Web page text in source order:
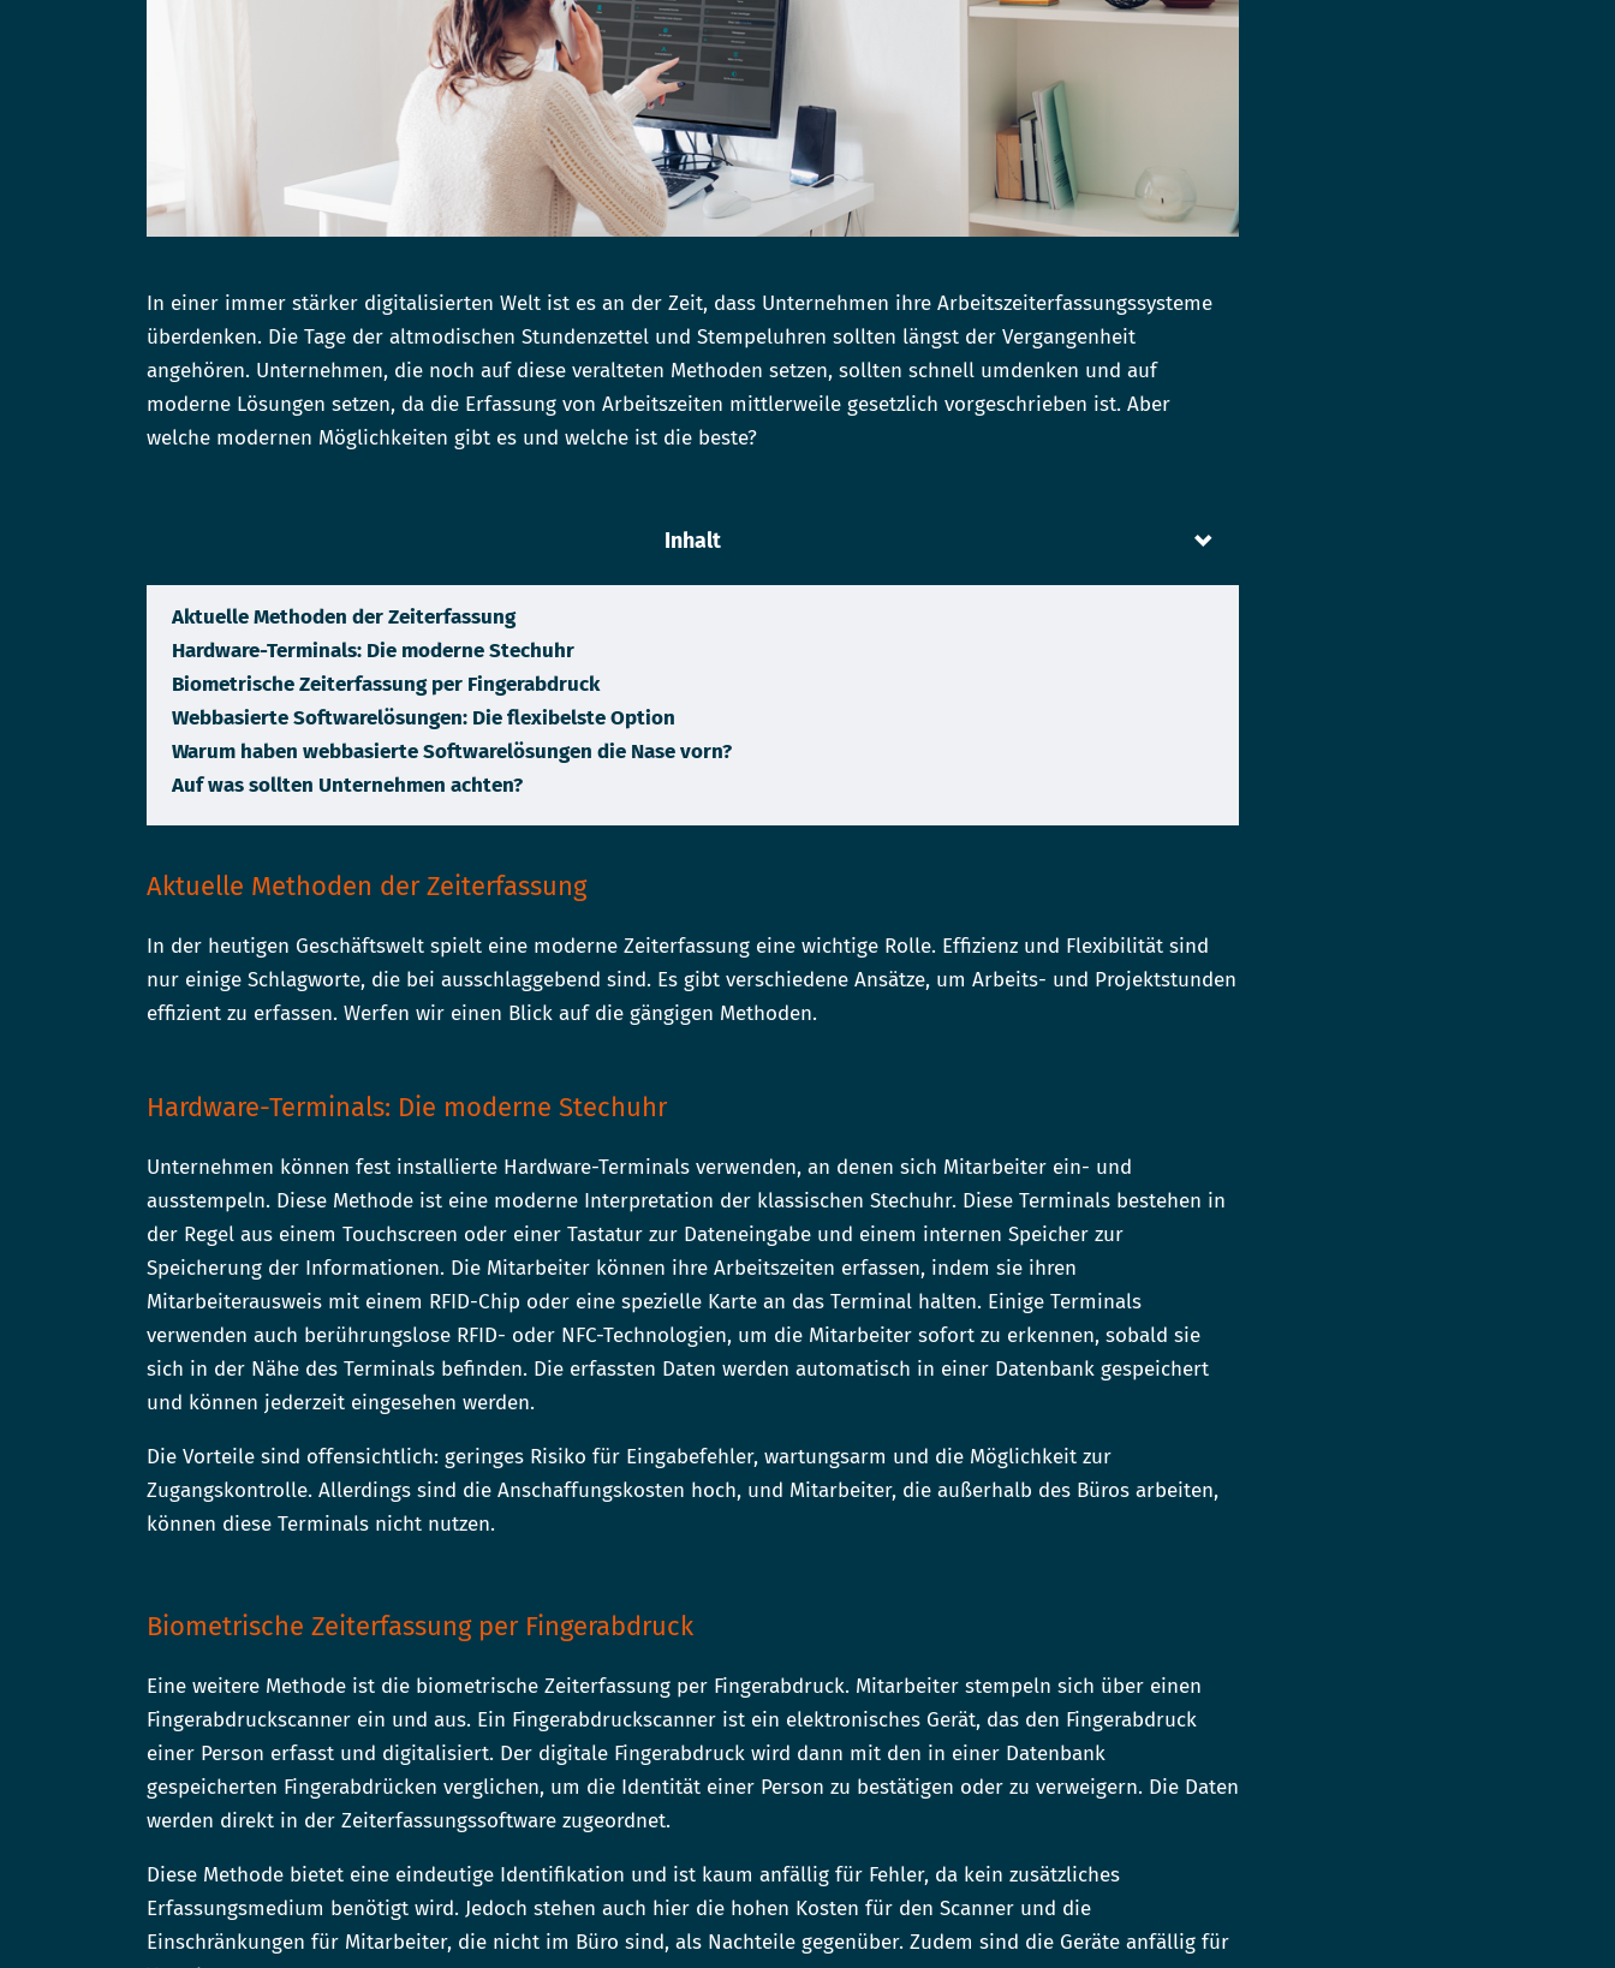
In einer immer stärker digitalisierten Welt ist es an der Zeit, dass Unternehmen ihre Arbeitszeiterfassungssysteme
überdenken. Die Tage der altmodischen Stundenzettel und Stempeluhren sollten längst der Vergangenheit
angehören. Unternehmen, die noch auf diese veralteten Methoden setzen, sollten schnell umdenken und auf
moderne Lösungen setzen, da die Erfassung von Arbeitszeiten mittlerweile gesetzlich vorgeschrieben ist. Aber
welche modernen Möglichkeiten gibt es und welche ist die beste?
Inhalt
Aktuelle Methoden der Zeiterfassung
Hardware-Terminals: Die moderne Stechuhr
Biometrische Zeiterfassung per Fingerabdruck
Webbasierte Softwarelösungen: Die flexibelste Option
Warum haben webbasierte Softwarelösungen die Nase vorn?
Auf was sollten Unternehmen achten?
Aktuelle Methoden der Zeiterfassung
In der heutigen Geschäftswelt spielt eine moderne Zeiterfassung eine wichtige Rolle. Effizienz und Flexibilität sind
nur einige Schlagworte, die bei ausschlaggebend sind. Es gibt verschiedene Ansätze, um Arbeits- und Projektstunden
effizient zu erfassen. Werfen wir einen Blick auf die gängigen Methoden.
Hardware-Terminals: Die moderne Stechuhr
Unternehmen können fest installierte Hardware-Terminals verwenden, an denen sich Mitarbeiter ein- und
ausstempeln. Diese Methode ist eine moderne Interpretation der klassischen Stechuhr. Diese Terminals bestehen in
der Regel aus einem Touchscreen oder einer Tastatur zur Dateneingabe und einem internen Speicher zur
Speicherung der Informationen. Die Mitarbeiter können ihre Arbeitszeiten erfassen, indem sie ihren
Mitarbeiterausweis mit einem RFID-Chip oder eine spezielle Karte an das Terminal halten. Einige Terminals
verwenden auch berührungslose RFID- oder NFC-Technologien, um die Mitarbeiter sofort zu erkennen, sobald sie
sich in der Nähe des Terminals befinden. Die erfassten Daten werden automatisch in einer Datenbank gespeichert
und können jederzeit eingesehen werden.
Die Vorteile sind offensichtlich: geringes Risiko für Eingabefehler, wartungsarm und die Möglichkeit zur
Zugangskontrolle. Allerdings sind die Anschaffungskosten hoch, und Mitarbeiter, die außerhalb des Büros arbeiten,
können diese Terminals nicht nutzen.
Biometrische Zeiterfassung per Fingerabdruck
Eine weitere Methode ist die biometrische Zeiterfassung per Fingerabdruck. Mitarbeiter stempeln sich über einen
Fingerabdruckscanner ein und aus. Ein Fingerabdruckscanner ist ein elektronisches Gerät, das den Fingerabdruck
einer Person erfasst und digitalisiert. Der digitale Fingerabdruck wird dann mit den in einer Datenbank
gespeicherten Fingerabdrücken verglichen, um die Identität einer Person zu bestätigen oder zu verweigern. Die Daten
werden direkt in der Zeiterfassungssoftware zugeordnet.
Diese Methode bietet eine eindeutige Identifikation und ist kaum anfällig für Fehler, da kein zusätzliches
Erfassungsmedium benötigt wird. Jedoch stehen auch hier die hohen Kosten für den Scanner und die
Einschränkungen für Mitarbeiter, die nicht im Büro sind, als Nachteile gegenüber. Zudem sind die Geräte anfällig für